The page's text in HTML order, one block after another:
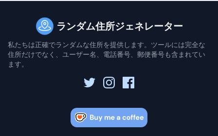
ランダム住所ジェネレーター
私たちは正確でランダムな住所を提供します。ツールには完全な
住所だけでなく、ユーザー名、電話番号、郵便番号も含まれてい
ます。